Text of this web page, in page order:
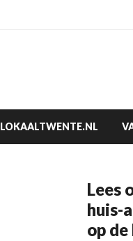
LOKAALTWENTE.NL
Lees
huis-
op